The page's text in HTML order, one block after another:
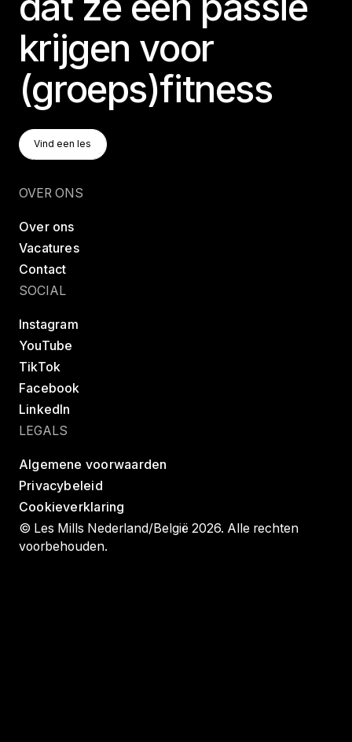
krijgen voor
(groeps)fitness
Vind Een Les
Vind een les
OVER ONS
Over ons
Vacatures
Contact
SOCIAL
Instagram
YouTube
TikTok
Facebook
LinkedIn
LEGALS
Algemene voorwaarden
Privacybeleid
Cookieverklaring
© Les Mills Nederland/België 2026. Alle rechten
voorbehouden.